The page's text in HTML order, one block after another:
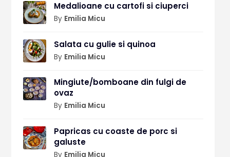
Medalioane cu cartofi si ciuperci
By Emilia Micu
Salata cu gulie si quinoa
By Emilia Micu
Mingiute/bomboane din fulgi de
ovaz
By Emilia Micu
Papricas cu coaste de porc si
galuste
By Emilia Micu